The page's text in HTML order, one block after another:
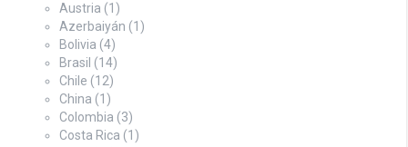
Austria (1)
Azerbaiyán (1)
Bolivia (4)
Brasil (14)
Chile (12)
China (1)
Colombia (3)
Costa Rica (1)